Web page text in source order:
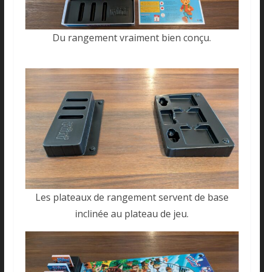
Du rangement vraiment bien conçu.
Les plateaux de rangement servent de base
inclinée au plateau de jeu.